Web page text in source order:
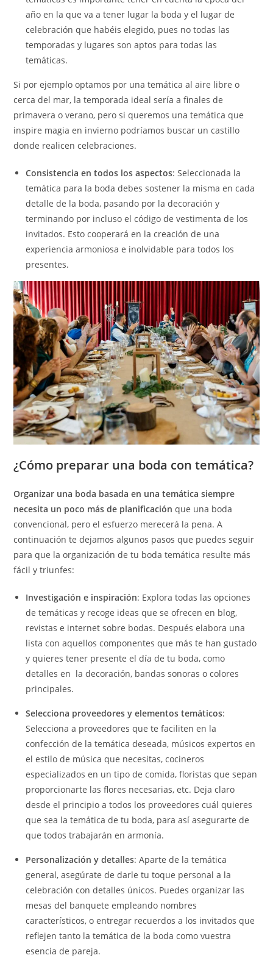
año en la que va a tener lugar la boda y el lugar de
celebración que habéis elegido, pues no todas las
temporadas y lugares son aptos para todas las
temáticas.
Si por ejemplo optamos por una temática al aire libre o
cerca del mar, la temporada ideal sería a finales de
primavera o verano, pero si queremos una temática que
inspire magia en invierno podríamos buscar un castillo
donde realicen celebraciones.
Consistencia en todos los aspectos: Seleccionada la
temática para la boda debes sostener la misma en cada
detalle de la boda, pasando por la decoración y
terminando por incluso el código de vestimenta de los
invitados. Esto cooperará en la creación de una
experiencia armoniosa e inolvidable para todos los
presentes.
¿Cómo preparar una boda con temática?
Organizar una boda basada en una temática siempre
necesita un poco más de planificación que una boda
convencional, pero el esfuerzo merecerá la pena. A
continuación te dejamos algunos pasos que puedes seguir
para que la organización de tu boda temática resulte más
fácil y triunfes:
Investigación e inspiración: Explora todas las opciones
de temáticas y recoge ideas que se ofrecen en blog,
revistas e internet sobre bodas. Después elabora una
lista con aquellos componentes que más te han gustado
y quieres tener presente el día de tu boda, como
detalles en la decoración, bandas sonoras o colores
principales.
Selecciona proveedores y elementos temáticos:
Selecciona a proveedores que te faciliten en la
confección de la temática deseada, músicos expertos en
el estilo de música que necesitas, cocineros
especializados en un tipo de comida, floristas que sepan
proporcionarte las flores necesarias, etc. Deja claro
desde el principio a todos los proveedores cuál quieres
que sea la temática de tu boda, para así asegurarte de
que todos trabajarán en armonía.
Personalización y detalles: Aparte de la temática
general, asegúrate de darle tu toque personal a la
celebración con detalles únicos. Puedes organizar las
mesas del banquete empleando nombres
característicos, o entregar recuerdos a los invitados que
reflejen tanto la temática de la boda como vuestra
esencia de pareja.